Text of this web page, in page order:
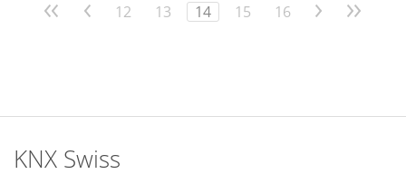
<< < 12 13 14 15 16 > >>
KNX Swiss